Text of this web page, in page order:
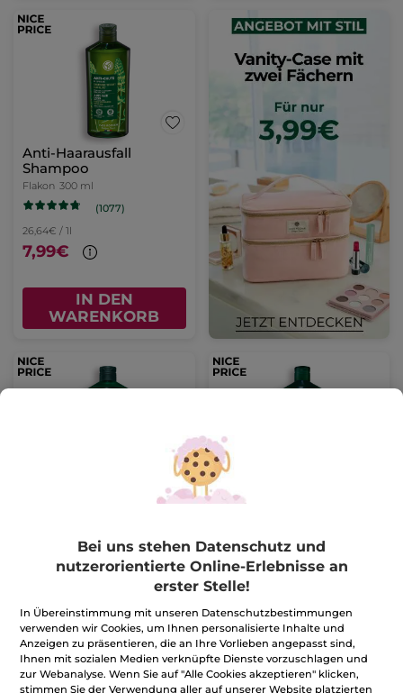
Anti-Haarausfall
Shampoo
Flakon 300 ml
(1077)
26,64€ / 1l
7,99€
IN DEN
WARENKORB
(1)
26,64€ / 1l
IN DEN
WARENKORB
Nährendes Shampoo
(633)
19,97€ / 1l
5,99€
IN DEN
WARENKORB
Bei uns stehen Datenschutz und
nutzerorientierte Online-Erlebnisse an
erster Stelle!
In Übereinstimmung mit unseren Datenschutzbestimmungen
verwenden wir Cookies, um Ihnen personalisierte Inhalte und
Anzeigen zu präsentieren, die an Ihre Vorlieben angepasst sind,
Ihnen mit sozialen Medien verknüpfte Dienste vorzuschlagen und
zur Webanalyse. Wenn Sie auf "Alle Cookies akzeptieren" klicken,
stimmen Sie der Verwendung aller auf unserer Website platzierten